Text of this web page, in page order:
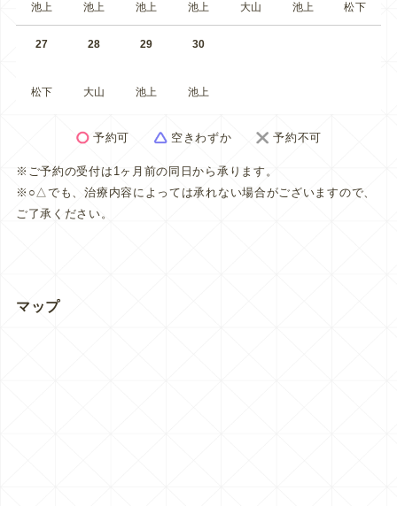
池上 池上 池上 池上 大山 池上 松下
27
松下
28
大山
29
池上
30
池上
予約可 空きわずか 予約不可
※ご予約の受付は1ヶ月前の同日から承ります。
※○△でも、治療内容によっては承れない場合がございますので、
ご了承ください。
マップ